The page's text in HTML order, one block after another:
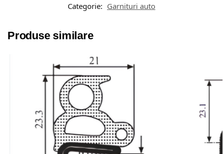
Categorie: Garnituri auto
Produse similare